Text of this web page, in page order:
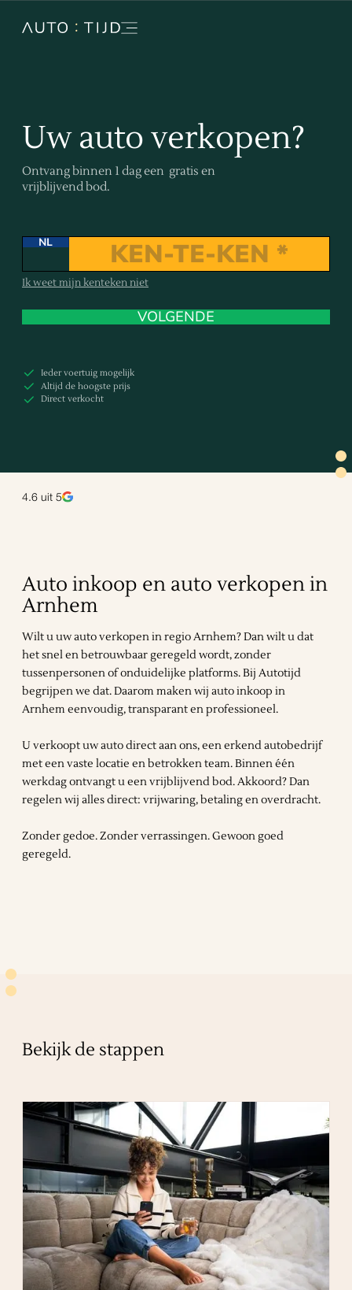
Uw auto verkopen?
Ontvang binnen 1 dag een gratis en
vrijblijvend bod.
NL
Ik weet mijn kenteken niet
VOLGENDE
Ieder voertuig mogelijk
Altijd de hoogste prijs
Direct verkocht
4.6 uit 5
Auto inkoop en auto verkopen in
Arnhem
Wilt u uw auto verkopen in regio Arnhem? Dan wilt u dat
het snel en betrouwbaar geregeld wordt, zonder
tussenpersonen of onduidelijke platforms. Bij Autotijd
begrijpen we dat. Daarom maken wij auto inkoop in
Arnhem eenvoudig, transparant en professioneel.
U verkoopt uw auto direct aan ons, een erkend autobedrijf
met een vaste locatie en betrokken team. Binnen één
werkdag ontvangt u een vrijblijvend bod. Akkoord? Dan
regelen wij alles direct: vrijwaring, betaling en overdracht.
Zonder gedoe. Zonder verrassingen. Gewoon goed
geregeld.
Bekijk de stappen